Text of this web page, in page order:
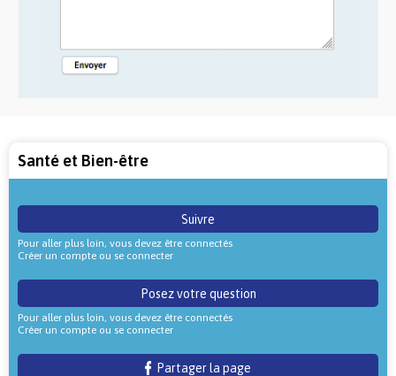
Santé et Bien-être
Suivre
Pour aller plus loin, vous devez être connectés
Créer un compte ou se connecter
Posez votre question
Pour aller plus loin, vous devez être connectés
Créer un compte ou se connecter
Partager la page